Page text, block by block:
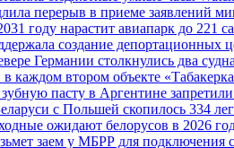
перерыв в приеме заявлений
году нарастит авиапарк до 221
создание депортационных
Германии столкнулись два
в каждом втором объекте
пасту в Аргентине запретили
с Польшей скопилось 334
ожидают белорусов в 2026
заем у МБРР для подключения